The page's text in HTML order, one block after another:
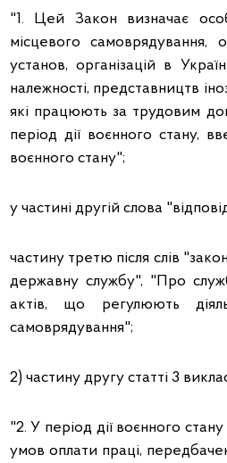
"1. Цей Закон визначає
місцевого самоврядування,
установ, організацій в
належності, представництв
які працюють за трудовим
період дії воєнного стану,
воєнного стану";
у частині другій слова
частину третю після слів
державну службу", "Про
актів, що регулюють
самоврядування";
2) частину другу статті 3
"2. У період дії воєнного
умов оплати праці,